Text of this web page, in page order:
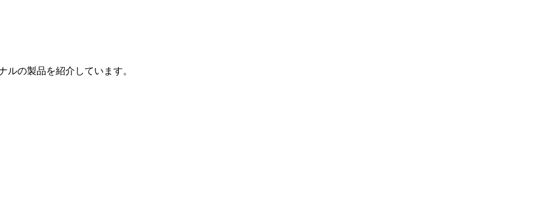
ルの製品を紹介しています。